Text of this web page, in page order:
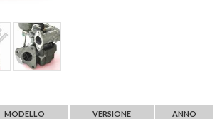
MODELLO VERSIONE ANNO